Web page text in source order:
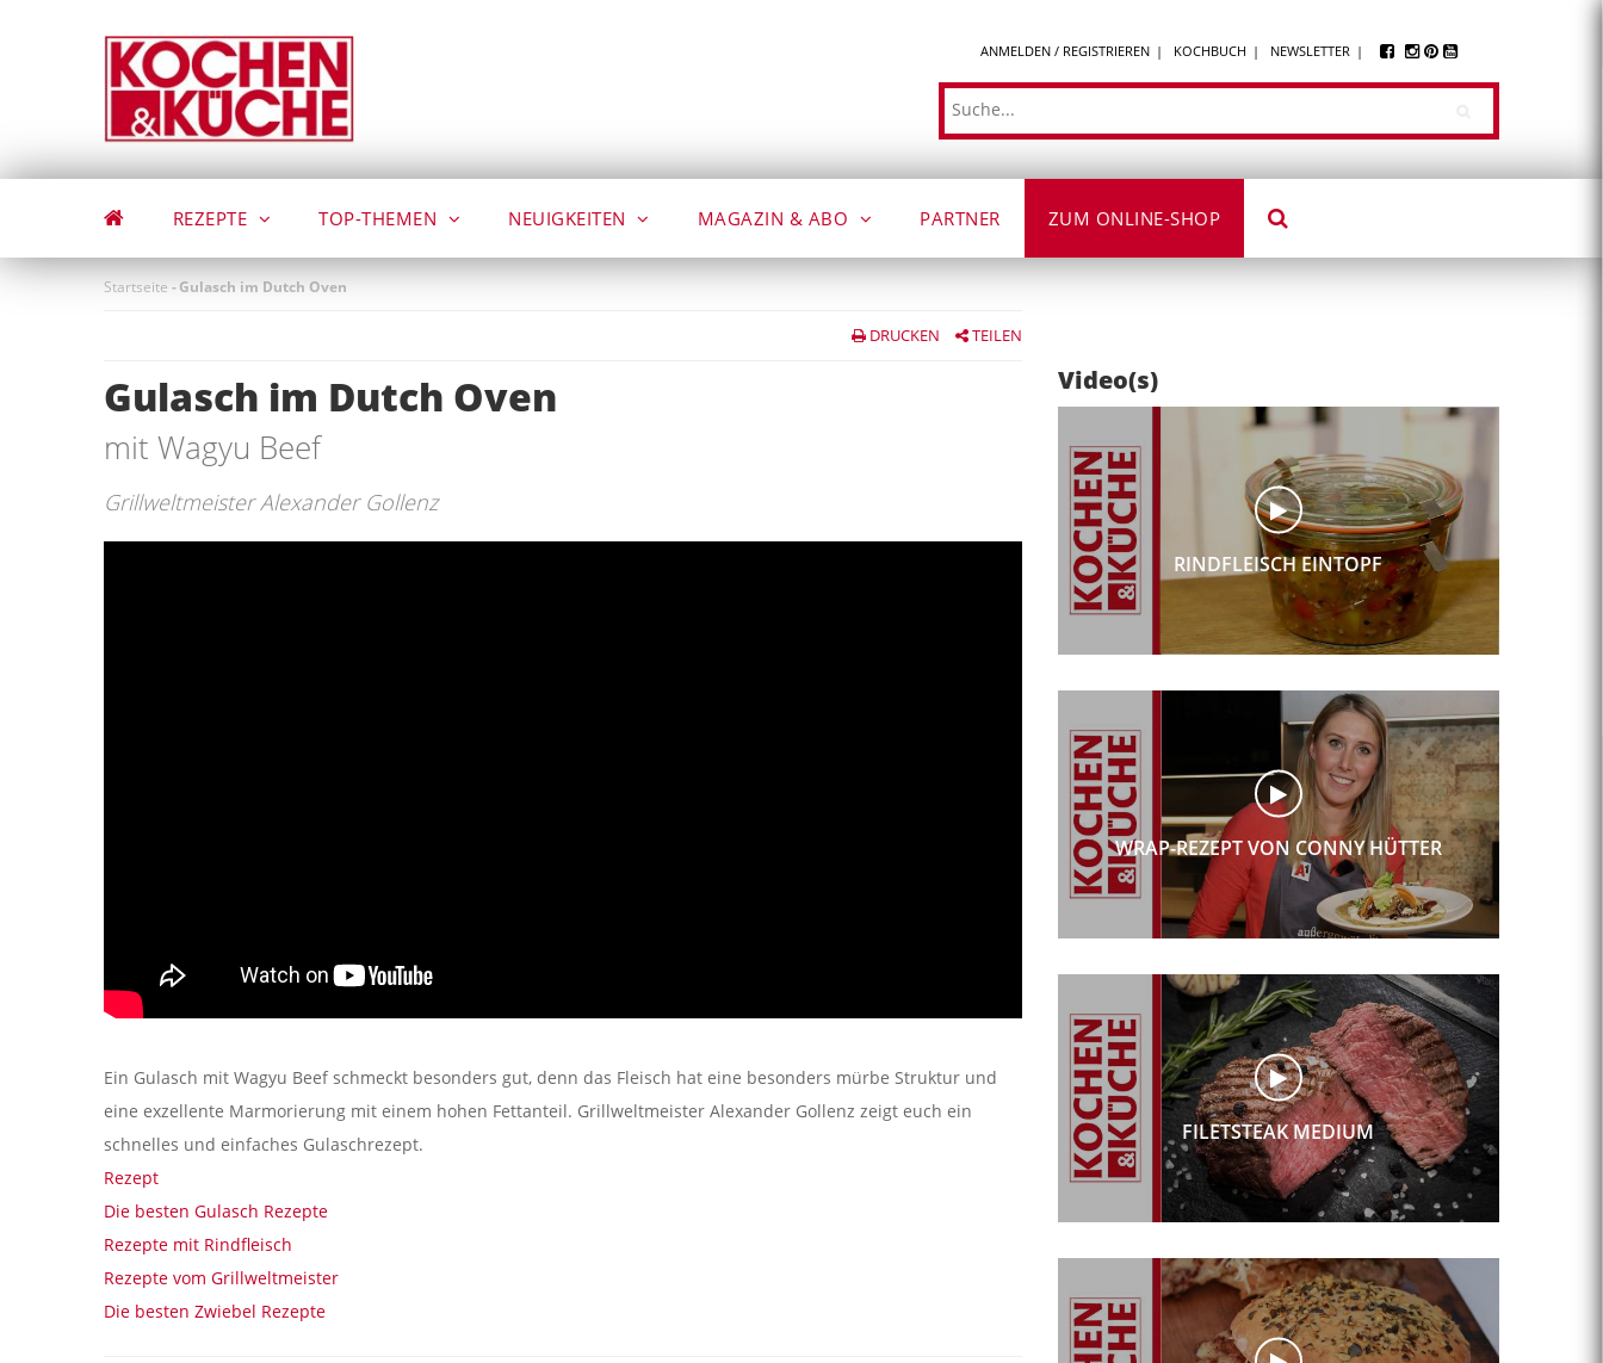
ANMELDEN / REGISTRIEREN KOCHBUCH NEWSLETTER
Suche
REZEPTE TOP-THEMEN NEUIGKEITEN MAGAZIN & ABO PARTNER ZUM ONLINE-SHOP
Startseite -Gulasch im Dutch Oven
DRUCKEN TEILEN
Gulasch im Dutch Oven
mit Wagyu Beef
Grillweltmeister Alexander Gollenz
Ein Gulasch mit Wagyu Beef schmeckt besonders gut, denn das Fleisch hat eine besonders mürbe Struktur und
eine exzellente Marmorierung mit einem hohen Fettanteil. Grillweltmeister Alexander Gollenz zeigt euch ein
schnelles und einfaches Gulaschrezept.
Rezept
Die besten Gulasch Rezepte
Rezepte mit Rindfleisch
Rezepte vom Grillweltmeister
Die besten Zwiebel Rezepte
Video(s)
RINDFLEISCH EINTOPF
WRAP-REZEPT VON CONNY HÜTTER
FILETSTEAK MEDIUM